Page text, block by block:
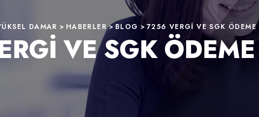
DAMAR > HABERLER> BLOG > 7256 VERGI VE SGK ÖDEME
VE SGK